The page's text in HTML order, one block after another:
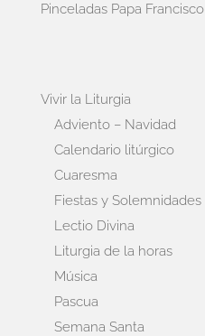
Pinceladas Papa Francisco
Vivir la Liturgia
Adviento – Navidad
Calendario litúrgico
Cuaresma
Fiestas y Solemnidades
Lectio Divina
Liturgia de la horas
Música
Pascua
Semana Santa